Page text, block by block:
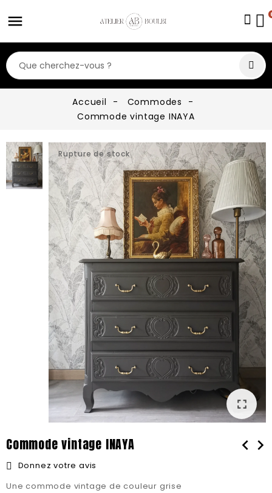
Accueil
Commodes
Commode vintage INAYA
Rupture de stock
fullscreen
Commode vintage INAYA chevron_left chevron_right
Donnez votre avis
Une commode vintage de couleur grise